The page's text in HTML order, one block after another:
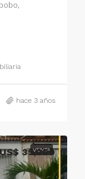
hace 3 años
VENTA
US$ 35,000